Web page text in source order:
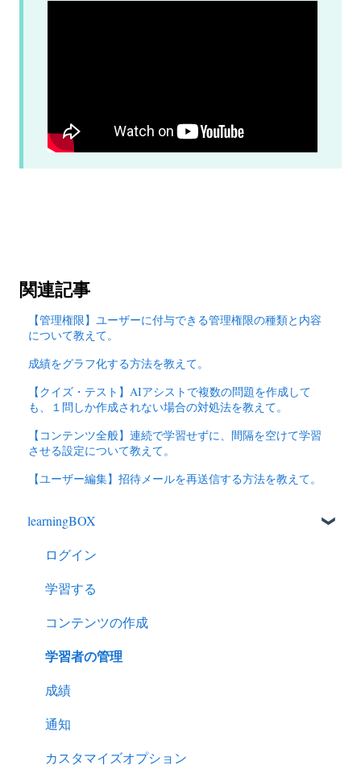
関連記事
【管理権限】ユーザーに付与できる管理権限の種類と内容
について教えて。
成績をグラフ化する方法を教えて。
【クイズ・テスト】AIアシストで複数の問題を作成して
も、１問しか作成されない場合の対処法を教えて。
【コンテンツ全般】連続で学習せずに、間隔を空けて学習
させる設定について教えて。
【ユーザー編集】招待メールを再送信する方法を教えて。
learningBOX
ログイン
学習する
コンテンツの作成
学習者の管理
成績
通知
カスタマイズオプション